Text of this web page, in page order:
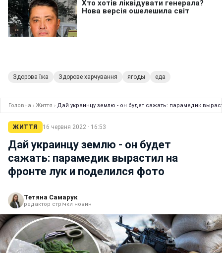
Здорова їжа Здорове харчування ягоды еда
Головна › Життя › Дай украинцу землю - он будет сажать: парамедик
ЖИТТЯ 16 червня 2022 · 16:53
Дай украинцу землю - он будет
сажать: парамедик вырастил на
фронте лук и поделился фото
Тетяна Самарук
редактор стрічки новин